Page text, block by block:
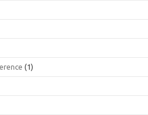
(1)